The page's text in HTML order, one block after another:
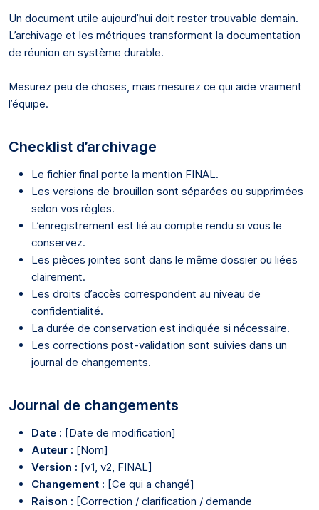
Un document utile aujourd’hui doit rester trouvable demain.
L’archivage et les métriques transforment la documentation
de réunion en système durable.
Mesurez peu de choses, mais mesurez ce qui aide vraiment
l’équipe.
Checklist d’archivage
Le fichier final porte la mention FINAL.
Les versions de brouillon sont séparées ou supprimées
selon vos règles.
L’enregistrement est lié au compte rendu si vous le
conservez.
Les pièces jointes sont dans le même dossier ou liées
clairement.
Les droits d’accès correspondent au niveau de
confidentialité.
La durée de conservation est indiquée si nécessaire.
Les corrections post-validation sont suivies dans un
journal de changements.
Journal de changements
Date : [Date de modification]
Auteur : [Nom]
Version : [v1, v2, FINAL]
Changement : [Ce qui a changé]
Raison : [Correction / clarification / demande